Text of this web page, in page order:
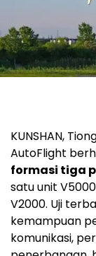
KUNSHAN,
AutoFlight
formasi tiga
satu unit
V2000. Uji
kemampuan
komunikasi,